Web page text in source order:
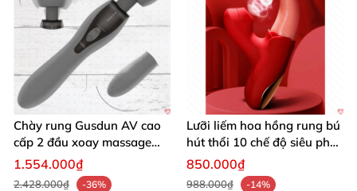
Chày rung Gusdun AV cao
cấp 2 đầu xoay massage
kích thích
1.554.000₫
2.428.000₫
-36%
Lưỡi liếm hoa hồng rung bú
hút thổi 10 chế độ siêu phê
kích thích
850.000₫
988.000₫
-14%